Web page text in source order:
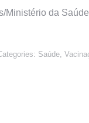
Ministério da
Saúde,